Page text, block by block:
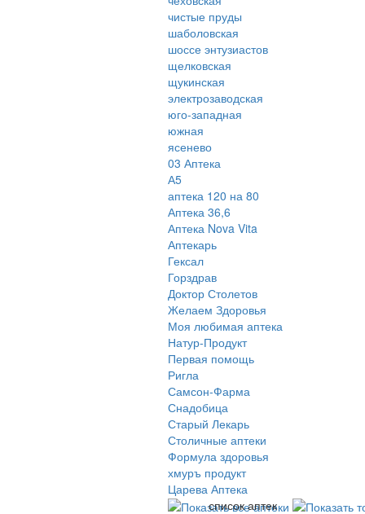
чистые пруды
шаболовская
шоссе энтузиастов
щелковская
щукинская
электрозаводская
юго-западная
южная
ясенево
03 Аптека
А5
аптека 120 на 80
Аптека 36,6
Аптека Nova Vita
Аптекарь
Гексал
Горздрав
Доктор Столетов
Желаем Здоровья
Моя любимая аптека
Натур-Продукт
Первая помощь
Ригла
Самсон-Фарма
Снадобица
Старый Лекарь
Столичные аптеки
Формула здоровья
хмуръ продукт
Царева Аптека
список аптек